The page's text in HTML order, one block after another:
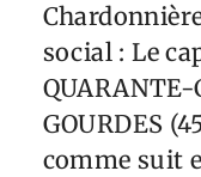
social : Le
GOURDES
comme suit